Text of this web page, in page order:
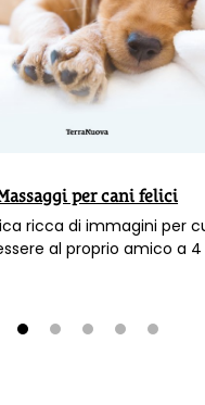
per cani felici
ricca di immagini per
offrire benessere al proprio